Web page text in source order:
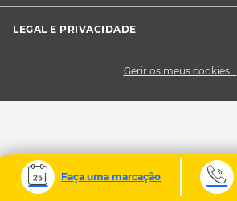
LEGAL E PRIVACIDADE
Cookies
Gerir os meus cookies...
Faça uma marcação